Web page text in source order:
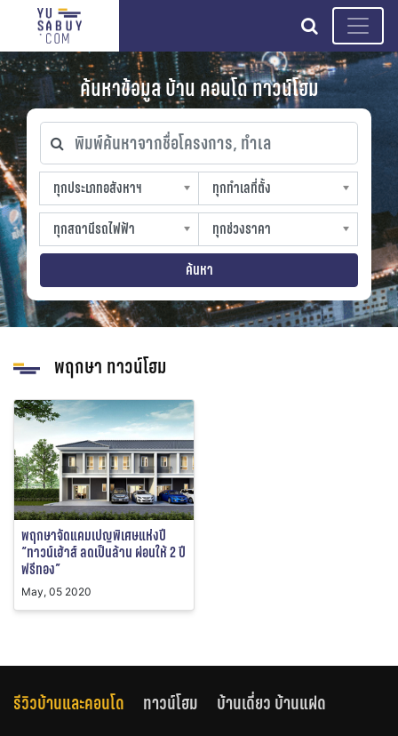
search
ค้นหาข้อมูล บ้าน คอนโด ทาวน์โฮม
พิมพ์ค้นหาจากชื่อโครงการ, ทำเล
ทุกประเภทอสังหาฯ
ทุกประเภทอสังหาฯ
sproperty
ทุกทำเลที่ตั้ง
ทุกทำเลที่ตั้ง
slocation
ทุกสถานีรถไฟฟ้า
ทุกสถานีรถไฟฟ้า
strain-station
ทุกช่วงราคา
ทุกช่วงราคา
sprice
ค้นหา
พฤกษา ทาวน์โฮม
พฤกษาจัดแคมเปญพิเศษแห่งปี
“ทาวน์เฮ้าส์ ลดเป็นล้าน ผ่อนให้ 2 ปี
ฟรีทอง”
May, 05 2020
รีวิวบ้านและคอนโด ทาวน์โฮม
บ้านเดี่ยว บ้านแฝด